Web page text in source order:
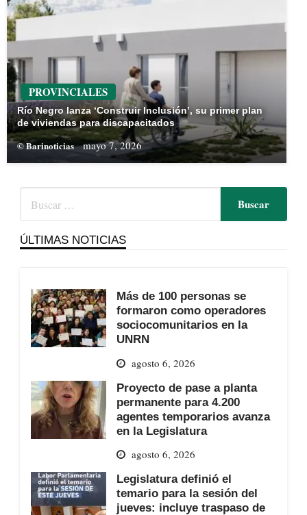
PROVINCIALES
Río Negro lanza ‘Construir Inclusión’, su primer plan
de viviendas para discapacitados
© Barinoticias mayo 7, 2026
ÚLTIMAS NOTICIAS
Más de 100 personas se
formaron como operadores
sociocomunitarios en la
UNRN
agosto 6, 2026
Proyecto de pase a planta
permanente para 4.200
agentes temporarios avanza
en la Legislatura
agosto 6, 2026
Legislatura definió el
temario para la sesión del
jueves: incluye traspaso de